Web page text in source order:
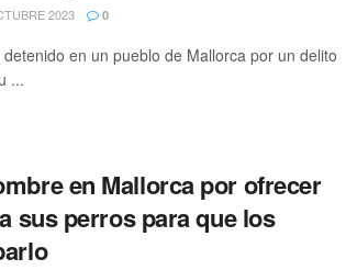
2023 0
en un pueblo de Mallorca por un delito
...
en Mallorca por ofrecer
sus perros para que los